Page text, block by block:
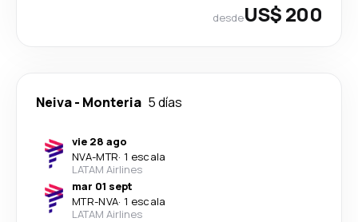
desdeUS$ 200
Neiva- Monteria 5 días
vie 28 ago
NVA-MTR· 1 escala
LATAM Airlines
mar 01 sept
MTR-NVA· 1 escala
LATAM Airlines